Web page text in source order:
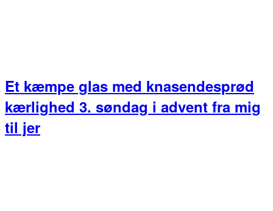
Et kæmpe glas med knasendesprød
kærlighed 3. søndag i advent fra mig
til jer